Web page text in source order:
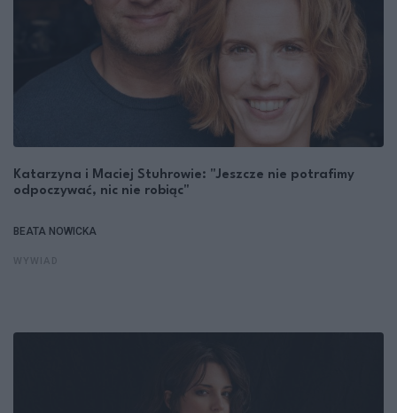
Katarzyna i Maciej Stuhrowie: "Jeszcze nie potrafimy
odpoczywać, nic nie robiąc"
BEATA NOWICKA